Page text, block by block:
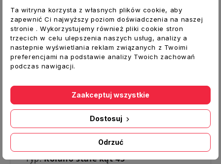
wywinięta końcówka tworzy bezpieczną
krawędź zabezpieczającą przed
przecięciem ręki podczas montażu.
Połączenie z przewodem wentylacyjnym
następuje poprzez wsuniecie do środka
kanału. Tłoczony kształt elementu
spadki ciśnień. Dla zwiększenia szczelności
do klasy B zalecane jest owiniecie
połączenia taśmą uszczelniającą TAL, MET,
lub DUCT
Typ:Kolano stałe kąt 45°
Ta witryna korzysta z własnych plików cookie, aby
zapewnić Ci najwyższy poziom doświadczenia na naszej
stronie . Wykorzystujemy również pliki cookie stron
trzecich w celu ulepszenia naszych usług, analizy a
nastepnie wyświetlania reklam związanych z Twoimi
preferencjami na podstawie analizy Twoich zachowań
podczas nawigacji.
Odrzuć
Dostosuj
Zaakceptuj wszystkie